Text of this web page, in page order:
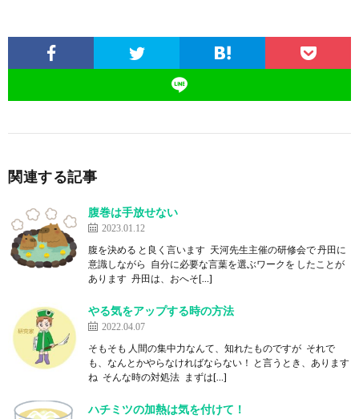
関連する記事
腹巻は手放せない
2023.01.12
腹を決める と良く言います 天河先生主催の研修会で 丹田に
意識しながら 自分に必要な言葉を選ぶワークを したことが
あります 丹田は、おへそ[…]
やる気をアップする時の方法
2022.04.07
そもそも 人間の集中力なんて、知れたものですが それで
も、なんとかやらなければならない！ と言うとき、あります
ね そんな時の対処法 まずは[…]
ハチミツの加熱は気を付けて！